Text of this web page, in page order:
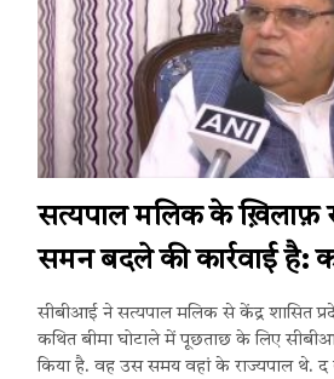
सत्यपाल मलिक के ख़िलाफ़
समन बदले की कार्रवाई है:
सीबीआई ने सत्यपाल मलिक से केंद्र शासित
कथित बीमा घोटाले में पूछताछ के लिए
किया है. वह उस समय वहां के राज्यपाल थे. द